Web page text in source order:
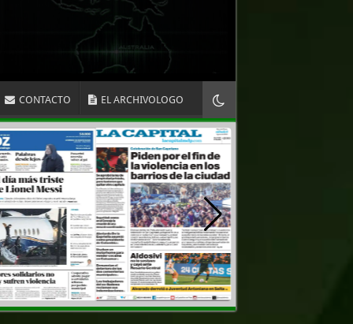
CONTACTO EL ARCHIVOLOGO